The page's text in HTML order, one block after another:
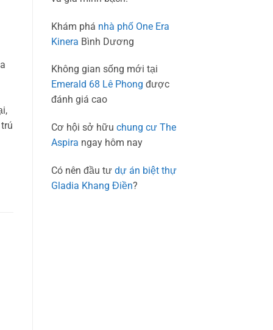
Khám phá nhà phố One Era
Kinera Bình Dương
Không gian sống mới tại
Emerald 68 Lê Phong được
đánh giá cao
Cơ hội sở hữu chung cư The
Aspira ngay hôm nay
Có nên đầu tư dự án biệt thự
Gladia Khang Điền?